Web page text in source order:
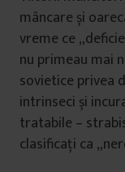
mâncare și
vreme ce
nu primeau mai
sovietice privea
intrinseci și
tratabile –
clasificați ca